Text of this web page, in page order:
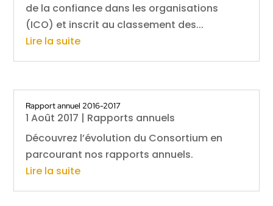
de la confiance dans les organisations
(ICO) et inscrit au classement des...
Lire la suite
Rapport annuel 2016-2017
1 Août 2017 | Rapports annuels
Découvrez l’évolution du Consortium en
parcourant nos rapports annuels.
Lire la suite